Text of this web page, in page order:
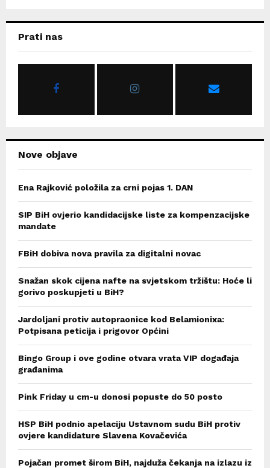
hPrati nas
Nove objave
Ena Rajković položila za crni pojas 1. DAN
SIP BiH ovjerio kandidacijske liste za kompenzacijske
mandate
FBiH dobiva nova pravila za digitalni novac
Snažan skok cijena nafte na svjetskom tržištu: Hoće li
gorivo poskupjeti u BiH?
Jardoljani protiv autopraonice kod Belamionixa:
Potpisana peticija i prigovor Općini
Bingo Group i ove godine otvara vrata VIP događaja
građanima
Pink Friday u cm-u donosi popuste do 50 posto
HSP BiH podnio apelaciju Ustavnom sudu BiH protiv
ovjere kandidature Slavena Kovačevića
Pojačan promet širom BiH, najduža čekanja na izlazu iz